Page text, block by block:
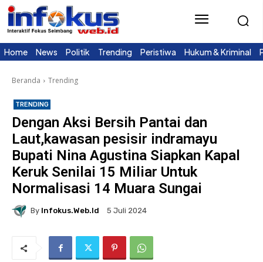
Home News Politik Trending Peristiwa Hukum & Kriminal
Beranda Trending
TRENDING
Dengan Aksi Bersih Pantai dan
Laut,kawasan pesisir indramayu
Bupati Nina Agustina Siapkan Kapal
Keruk Senilai 15 Miliar Untuk
Normalisasi 14 Muara Sungai
By Infokus.web.id 5 Juli 2024